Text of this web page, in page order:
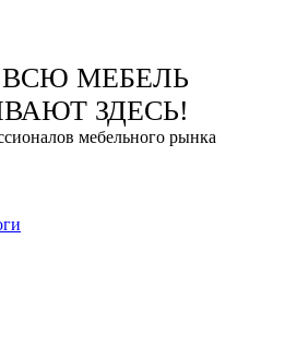
ВСЮ МЕБЕЛЬ
ЗДЕСЬ!
мебельного рынка